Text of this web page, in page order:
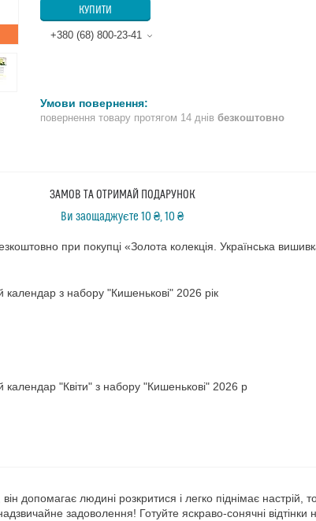
КУПИТИ
+380 (68) 800-23-41
повернення товару протягом 14 днів безкоштовно
ЗАМОВ ТА ОТРИМАЙ ПОДАРУНОК
Ви заощаджуєте 10 ₴, 10 ₴
при покупці «Золота колекція. Українська
з набору "Кишенькові" 2026 рік
"Квіти" з набору "Кишенькові" 2026 р
допомагає людині розкритися і легко піднімає
задоволення! Готуйте яскраво-сонячні